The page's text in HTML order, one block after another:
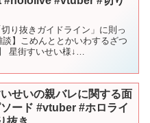
り抜きガイドライン」に則っ
】こめんととかいわするざつ
星街すいせい様↓
せいの親バレに関する面
ード #vtuber #ホロライ